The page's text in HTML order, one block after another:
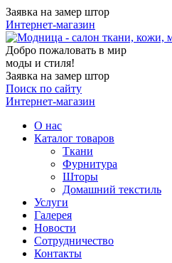
Заявка на замер штор
Интернет-магазин
Добро пожаловать в мир
моды и стиля!
Заявка на замер штор
Поиск по сайту
Интернет-магазин
О нас
Каталог товаров
Ткани
Фурнитура
Шторы
Домашний текстиль
Услуги
Галерея
Новости
Сотрудничество
Контакты